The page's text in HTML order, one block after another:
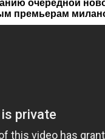
очередной
премьерам